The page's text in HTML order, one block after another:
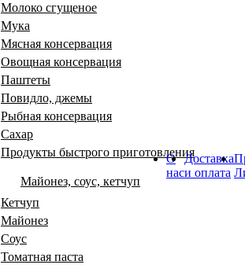
Молоко сгущеное
Мука
Мясная консервация
Овощная консервация
Паштеты
Повидло, джемы
Рыбная консервация
Сахар
Продукты быстрого приготовления
Майонез, соус, кетчуп
Кетчуп
Майонез
Соус
Томатная паста
О
нас
Доставка
и оплата